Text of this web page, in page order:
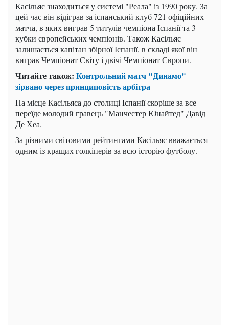
Касільяс знаходиться у системі "Реала" із 1990 року. За
цей час він відіграв за іспанський клуб 721 офіційних
матча, в яких виграв 5 титулів чемпіона Іспанії та 3
кубки європейських чемпіонів. Також Касільяс
залишається капітан збірної Іспанії, в складі якої він
виграв Чемпіонат Світу і двічі Чемпіонат Європи.
Читайте також: Контрольний матч "Динамо"
зірвано через принциповість арбітра
На місце Касільяса до столиці Іспанії скоріше за все
переїде молодий гравець "Манчестер Юнайтед" Давід
Де Хеа.
За різними світовими рейтингами Касільяс вважається
одним із кращих голкіперів за всю історію футболу.